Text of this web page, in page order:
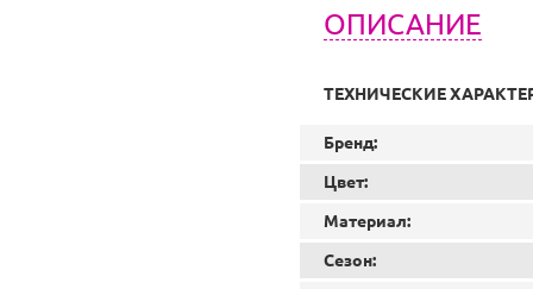
ОПИСАНИЕ
ТЕХНИЧЕСКИЕ
Бренд:
Цвет:
Материал:
Сезон: